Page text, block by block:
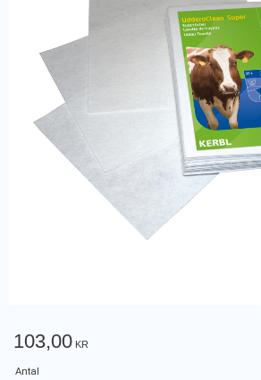
103,00 KR
Antal